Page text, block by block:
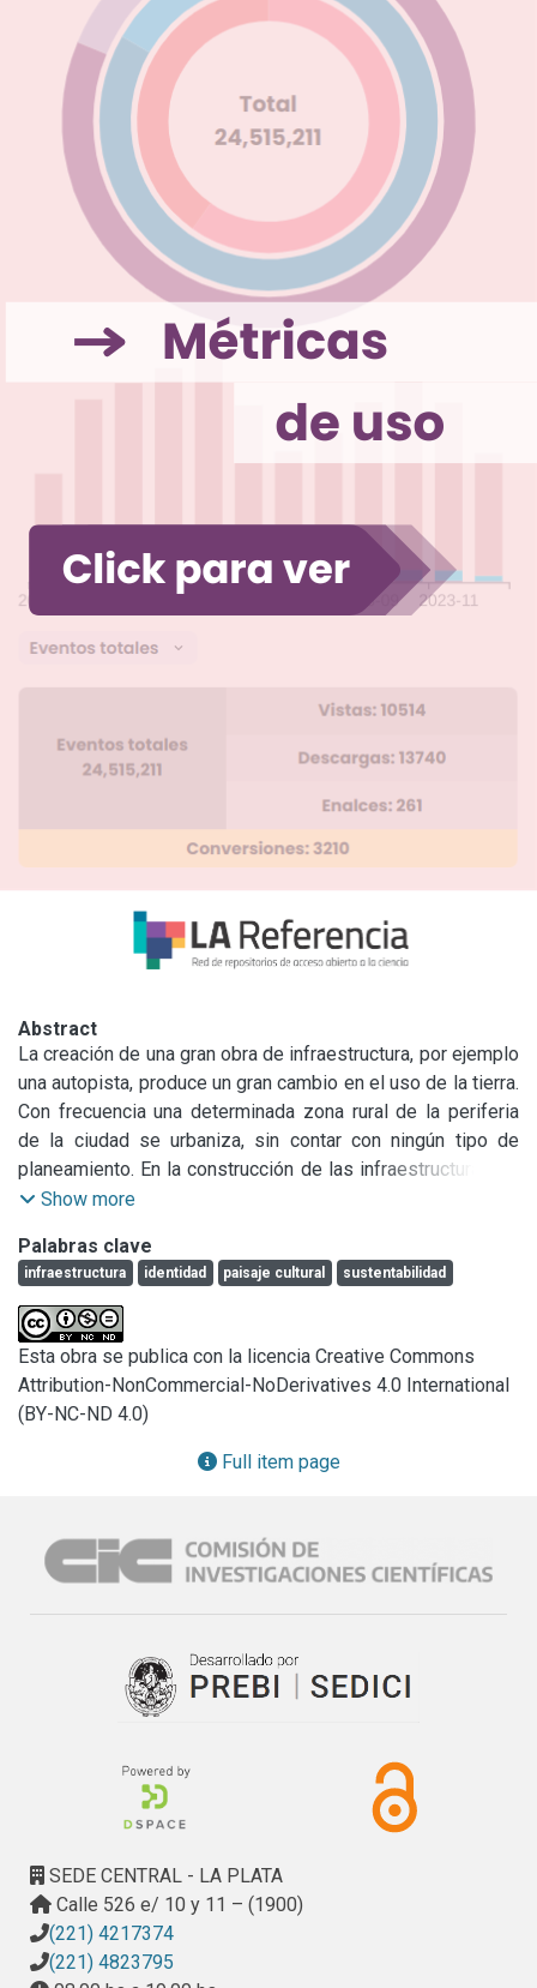
Abstract
La creación de una gran obra de infraestructura, por ejemplo
una autopista, produce un gran cambio en el uso de la tierra.
Con frecuencia una determinada zona rural de la periferia
de la ciudad se urbaniza, sin contar con ningún tipo de
planeamiento. En la construcción de las infraestructuras de
nuestras ciudades se crea un espacio público,
entorno, a la calidad de vida de los habitantes y al probable
desarrollo de su paisaje. Este hecho testimonia la manera
obsoleta en que se conciben las ciudades y también, la
crisis actual de la infraestructura urbana, provocando
conflictos con el medio y pérdida de identidad.
Show more
Palabras clave
infraestructura identidad paisaje cultural sustentabilidad
Esta obra se publica con la licencia Creative Commons
Attribution-NonCommercial-NoDerivatives 4.0 International
(BY-NC-ND 4.0)
Full item page
SEDE CENTRAL - LA PLATA
Calle 526 e/ 10 y 11 – (1900)
(221) 4217374
(221) 4823795